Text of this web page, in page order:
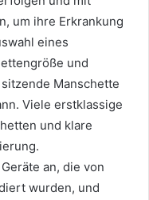
um ihre Erkrankung
eines
und
Manschette
Viele erstklassige
und klare
an, die von
wurden, und